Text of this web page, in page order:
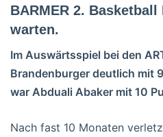
BARMER 2.
warten.
Im Auswärtsspiel bei den
Brandenburger deutlich mit
war Abduali Abaker mit 10
Nach fast 10 Monaten